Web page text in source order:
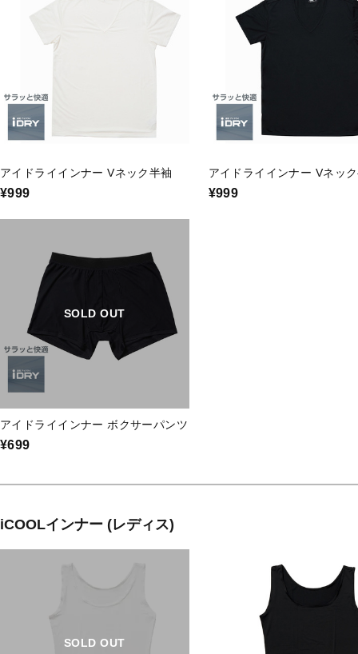
アイドライインナー Vネック半袖
¥999
アイドライインナー Vネッ
¥999
SOLD OUT
アイドライインナー ボクサーパンツ
¥699
iCOOLインナー (レディス)
SOLD OUT